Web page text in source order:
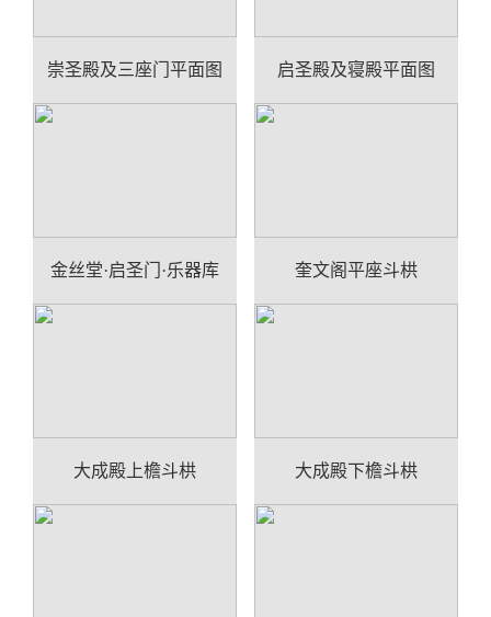
崇圣殿及三座门平面图 启圣殿及寝殿平面图
金丝堂·启圣门·乐器库 奎文阁平座斗栱
大成殿上檐斗栱 大成殿下檐斗栱